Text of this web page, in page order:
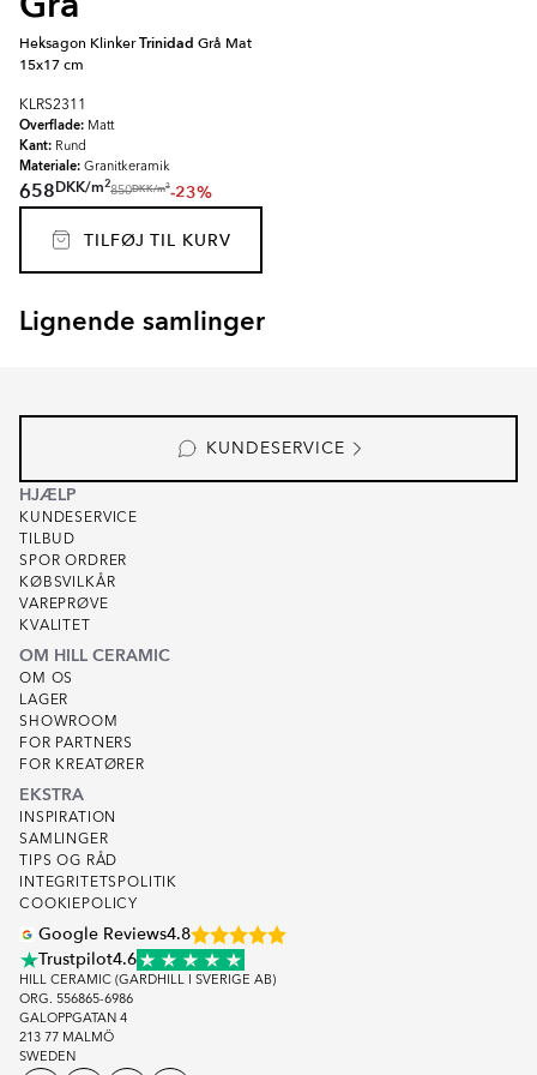
Heksagon KlinkerTrinidad Grå Mat
15x17 cm
KLRS2311
Overflade: Matt
Kant: Rund
Materiale: Granitkeramik
658DKK/m2
850DKK/m2-23%
TILFØJ TIL KURV
Lignende samlinger
CARINO
KUNDESERVICE
HJÆLP
KUNDESERVICE
TILBUD
SPOR ORDRER
KØBSVILKÅR
VAREPRØVE
KVALITET
OM HILL CERAMIC
OM OS
LAGER
SHOWROOM
FOR PARTNERS
FOR KREATØRER
EKSTRA
INSPIRATION
SAMLINGER
TIPS OG RÅD
INTEGRITETSPOLITIK
COOKIEPOLICY
Google Reviews4.8
Trustpilot4.6
HILL CERAMIC (GARDHILL I SVERIGE AB)
ORG. 556865-6986
GALOPPGATAN 4
213 77 MALMÖ
SWEDEN